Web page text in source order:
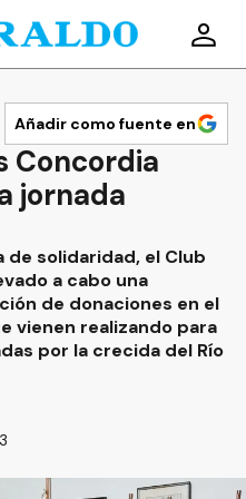
Añadir como fuente en
Concordia
jornada
de solidaridad, el Club
a cabo una
de donaciones en el
vienen realizando para
por la crecida del Río